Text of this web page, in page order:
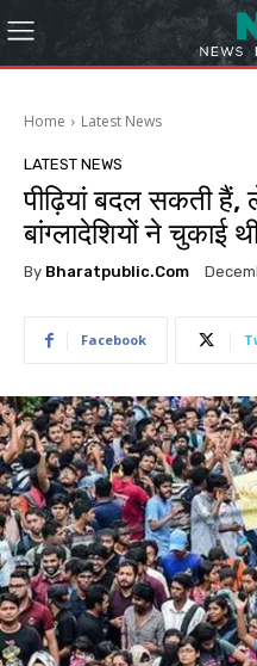
Home Latest News
LATEST NEWS
पीढ़ियां बदल सकती
बांग्लादेशियों ने चुकाई
By Bharatpublic.com
Facebook